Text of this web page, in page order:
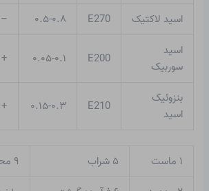
اسید لاکتیک E270 ۰.۵-۰.۸ –
اسید
سوربیک
E200 ۰.۰۵-۰.۱ +
بنزوئیک
اسید
E210 ۰.۱۵-۰.۳ +
۱ ماست ۵ شراب
۹ محصول میوه ای